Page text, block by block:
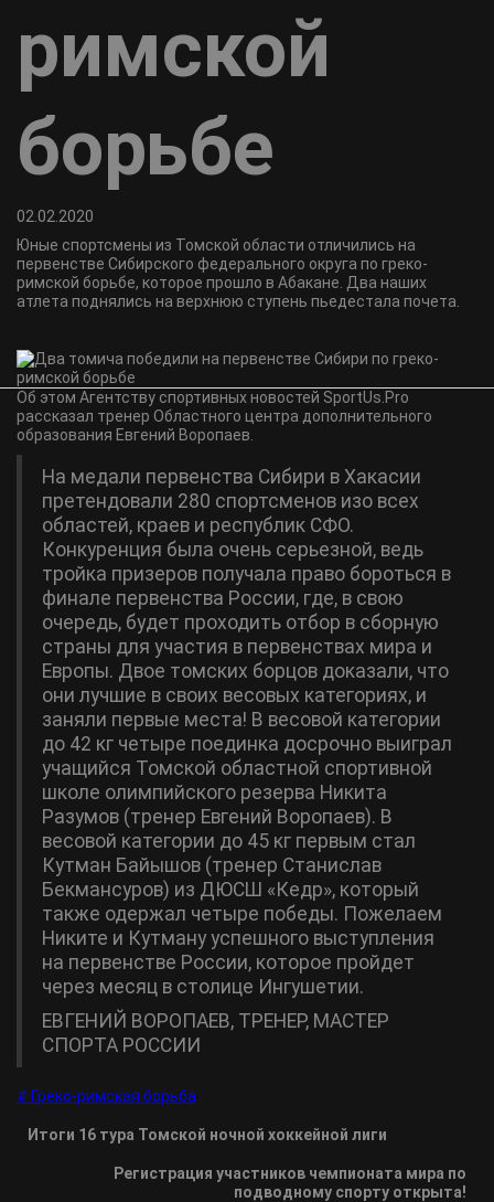
римской
борьбе
02.02.2020
Юные спортсмены из Томской области отличились на
первенстве Сибирского федерального округа по греко-
римской борьбе, которое прошло в Абакане. Два наших
атлета поднялись на верхнюю ступень пьедестала почета.
Об этом Агентству спортивных новостей SportUs.Рro
рассказал тренер Областного центра дополнительного
образования Евгений Воропаев.
На медали первенства Сибири в Хакасии
претендовали 280 спортсменов изо всех
областей, краев и республик СФО.
Конкуренция была очень серьезной, ведь
тройка призеров получала право бороться в
финале первенства России, где, в свою
очередь, будет проходить отбор в сборную
страны для участия в первенствах мира и
Европы. Двое томских борцов доказали, что
они лучшие в своих весовых категориях, и
заняли первые места! В весовой категории
до 42 кг четыре поединка досрочно выиграл
учащийся Томской областной спортивной
школе олимпийского резерва Никита
Разумов (тренер Евгений Воропаев). В
весовой категории до 45 кг первым стал
Кутман Байышов (тренер Станислав
Бекмансуров) из ДЮСШ «Кедр», который
также одержал четыре победы. Пожелаем
Никите и Кутману успешного выступления
на первенстве России, которое пройдет
через месяц в столице Ингушетии.
ЕВГЕНИЙ ВОРОПАЕВ, ТРЕНЕР, МАСТЕР
СПОРТА РОССИИ
# Греко-римская борьба
Итоги 16 тура Томской ночной хоккейной лиги
Регистрация участников чемпионата мира по
подводному спорту открыта!